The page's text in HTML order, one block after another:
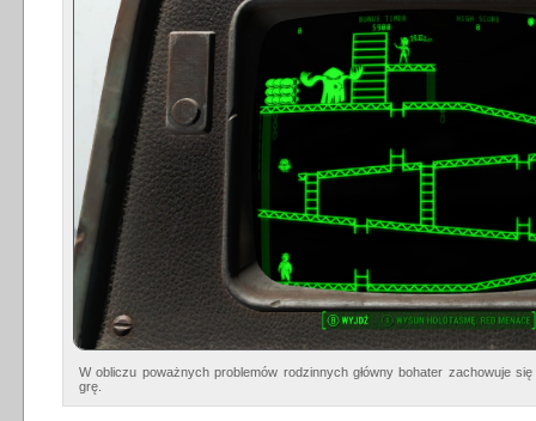
W obliczu poważnych problemów rodzinnych główny bohater zachowuje
grę.